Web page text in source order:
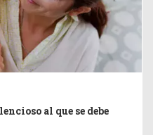
al que se debe